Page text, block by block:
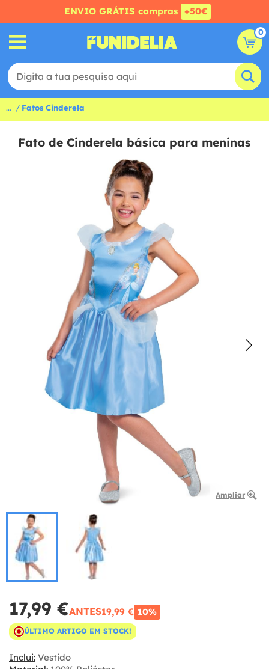
ENVIO GRÁTIS compras +50€
0
... Fatos Cinderela
Fato de Cinderela básica para meninas
Ampliar
17,99 €ANTES19,99 € 10%
ÚLTIMO ARTIGO EM STOCK!
Inclui: Vestido